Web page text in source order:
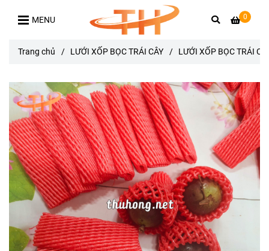
0
MENU
Trang chủ / LƯỚI XỐP BỌC TRÁI CÂY / LƯỚI XỐP BỌC TRÁI